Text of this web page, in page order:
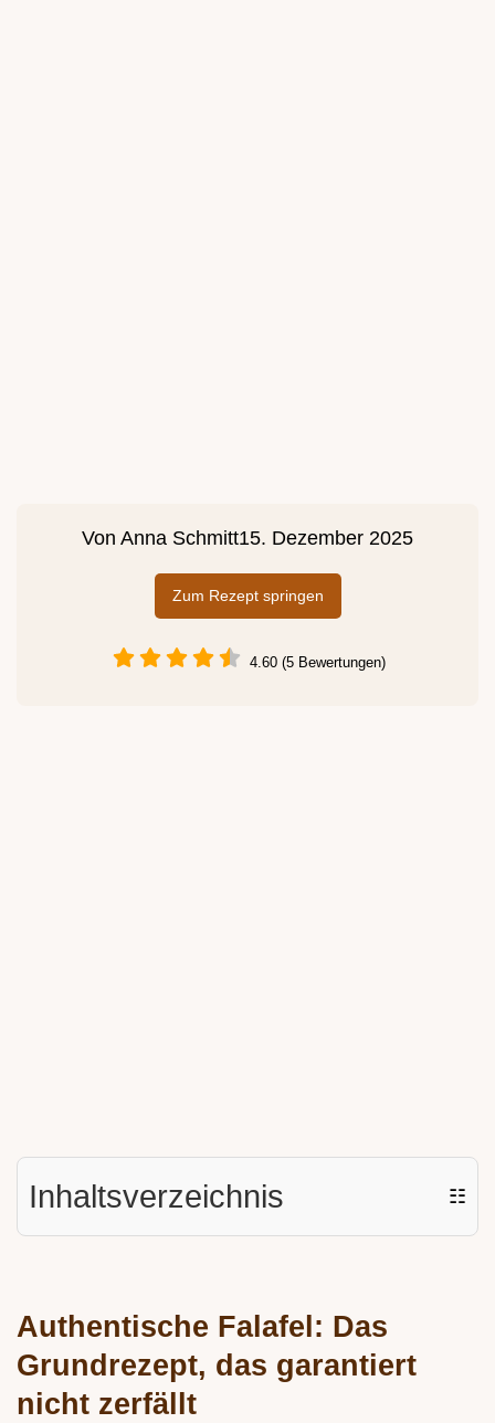
Von Anna Schmitt15. Dezember 2025
Zum Rezept springen
4.60 (5 Bewertungen)
Inhaltsverzeichnis ☷
Authentische Falafel: Das
Grundrezept, das garantiert
nicht zerfällt